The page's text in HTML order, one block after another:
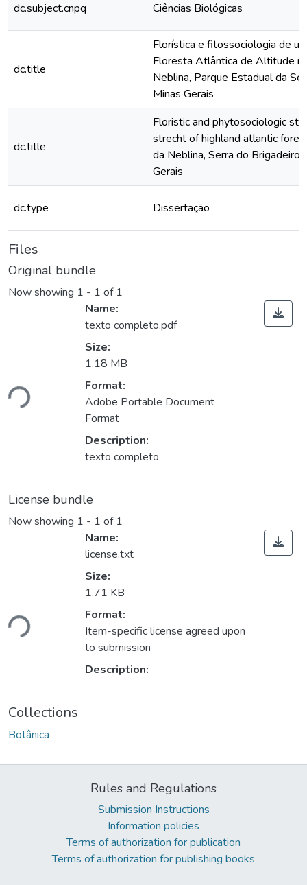
dc.subject.cnpq Ciências Biológicas
dc.title
Florística e fitossociologia de
Floresta Atlântica de Altitude
Neblina, Parque Estadual da
Minas Gerais
dc.title
Floristic and phytosociologic
strecht of highland atlantic
da Neblina, Serra do Brigadeiro
Gerais
dc.type Dissertação
Files
Original bundle
Now showing 1 - 1 of 1
Loading...
Name:
texto completo.pdf
Size:
1.18 MB
Format:
Adobe Portable Document
Format
Description:
texto completo
License bundle
Now showing 1 - 1 of 1
Loading...
Name:
license.txt
Size:
1.71 KB
Format:
Item-specific license agreed upon
to submission
Description:
Collections
Botânica
Rules and Regulations
Submission Instructions
Information policies
Terms of authorization for publication
Terms of authorization for publishing books